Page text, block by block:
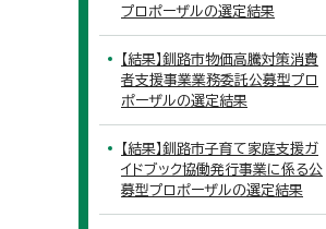
プロポーザルの選定結果
【結果】釧路市物価高騰対策消費
者支援事業業務委託公募型プロ
ポーザルの選定結果
【結果】釧路市子育て家庭支援ガ
イドブック協働発行事業に係る公
募型プロポーザルの選定結果